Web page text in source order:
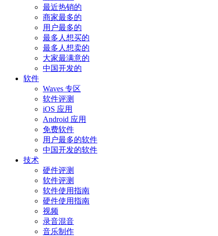
最近热销的
商家最多的
用户最多的
最多人想买的
最多人想卖的
大家最满意的
中国开发的
软件
Waves 专区
软件评测
iOS 应用
Android 应用
免费软件
用户最多的软件
中国开发的软件
技术
硬件评测
软件评测
软件使用指南
硬件使用指南
视频
录音混音
音乐制作